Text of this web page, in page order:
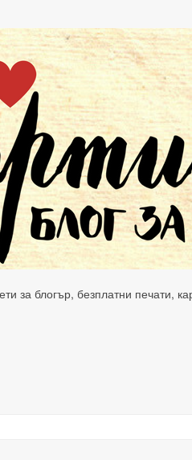
за блогър, безплатни печати,